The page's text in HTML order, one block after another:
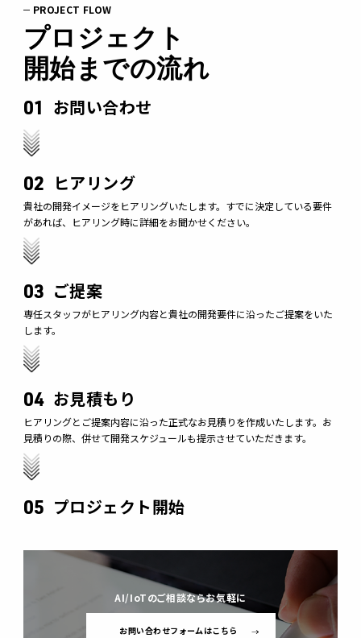
PROJECT FLOW
プロジェクト
開始までの流れ
01 お問い合わせ
02 ヒアリング
貴社の開発イメージをヒアリングいたします。すでに決定している要件
があれば、ヒアリング時に詳細をお聞かせください。
03 ご提案
専任スタッフがヒアリング内容と貴社の開発要件に沿ったご提案をいた
します。
04 お見積もり
ヒアリングとご提案内容に沿った正式なお見積りを作成いたします。お
見積りの際、併せて開発スケジュールも提示させていただきます。
05 プロジェクト開始
AI/IoTのご相談ならお気軽に
お問い合わせフォームはこちら